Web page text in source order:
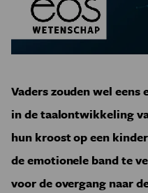
Vaders zouden wel
in de taalontwikkeling
hun kroost op een
de emotionele band te
voor de overgang naar